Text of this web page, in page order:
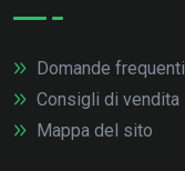
Domande frequenti
Consigli di vendita
Mappa del sito